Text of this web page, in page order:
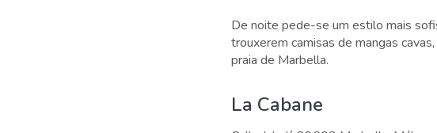
De noite pede-se um estilo mais
trouxerem camisas de mangas
praia de Marbella.
La Cabane